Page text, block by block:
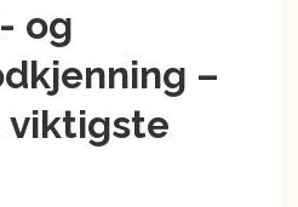
og
–
viktigste